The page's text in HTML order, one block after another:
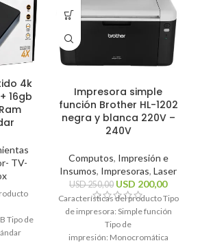
4k
16gb
TV-
Tipo de
Impresora simple
función Brother HL-1202
negra y blanca 220V –
240V
Computos, Impresión e
Insumos, Impresoras, Laser
USD250,00 USD 200,00
Características del producto Tipo
de impresora: Simple función
Tipo de
impresión: Monocromática